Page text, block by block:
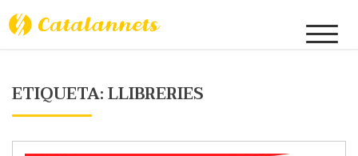
Skip
to
ETIQUETA:LLIBRERIES